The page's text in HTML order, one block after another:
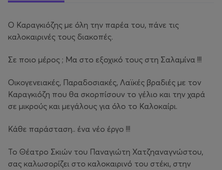
Ο Καραγκιόζης με όλη την παρέα του, πάνε τις
καλοκαιρινές τους διακοπές.
Σε ποιο μέρος ; Μα στο εξοχικό τους στη Σαλαμίνα !!!
Οικογενειακές, Παραδοσιακές, Λαϊκές βραδιές με τον
Καραγκιόζη που θα σκορπίσουν το γέλιο και την χαρά
σε μικρούς και μεγάλους για όλο το Καλoκαίρι.
Κάθε παράσταση.. ένα νέο έργο !!!
Το Θέατρο Σκιών του Παναγιώτη Χατζηαναγνώστου,
σας καλωσορίζει στο καλοκαιρινό του στέκι, στην